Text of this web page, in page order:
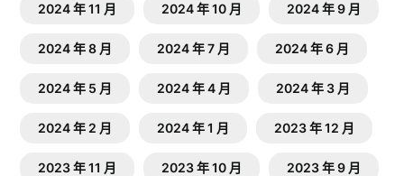
2024 年 11 月 2024 年 10 月 2024 年 9 月
2024 年 8 月 2024 年 7 月 2024 年 6 月
2024 年 5 月 2024 年 4 月 2024 年 3 月
2024 年 2 月 2024 年 1 月 2023 年 12 月
2023 年 11 月 2023 年 10 月 2023 年 9 月